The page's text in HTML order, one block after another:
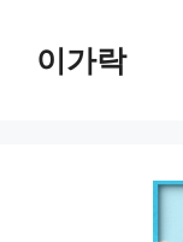
이가락